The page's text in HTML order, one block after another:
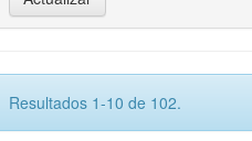
Resultados 1-10 de 102.